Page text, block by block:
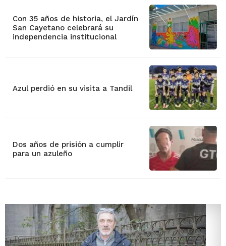
Con 35 años de historia, el Jardín
San Cayetano celebrará su
independencia institucional
Azul perdió en su visita a Tandil
Dos años de prisión a cumplir
para un azuleño